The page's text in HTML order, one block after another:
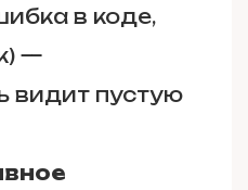
в коде,
—
видит пустую